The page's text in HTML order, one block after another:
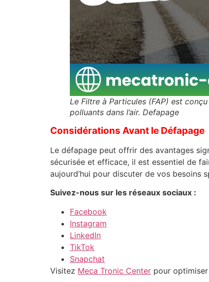
Le Filtre à Particules (FAP) est
polluants dans l’air. Defapage
Considérations Avant le Défapage
Le défapage peut offrir des avantages
sécurisée et efficace, il est essentiel de
aujourd’hui pour discuter de vos
Suivez-nous sur les réseaux sociaux :
Facebook
Instagram
LinkedIn
TikTok
Snapchat
Visitez Meca Tronic Center pour